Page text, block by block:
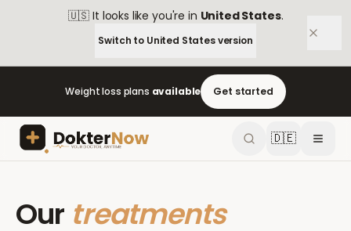
🇺🇸 It looks like you're in United States.
Switch to United Statesversion
Weight loss plans available Get started
🇩🇪
Our treatments